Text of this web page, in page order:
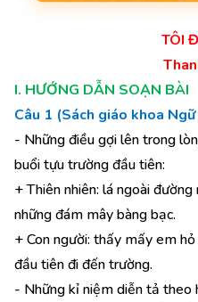
TÔI
I. HƯỚNG DẪN SOẠN BÀI
Câu 1 (Sách giáo khoa
- Những điều gợi lên trong
buổi tựu trường đầu tiên:
+ Thiên nhiên: lá ngoài
những đám mây bàng bạc.
+ Con người: thấy mấy em
đầu tiên đi đến trường.
- Những kỉ niệm diễn tả theo